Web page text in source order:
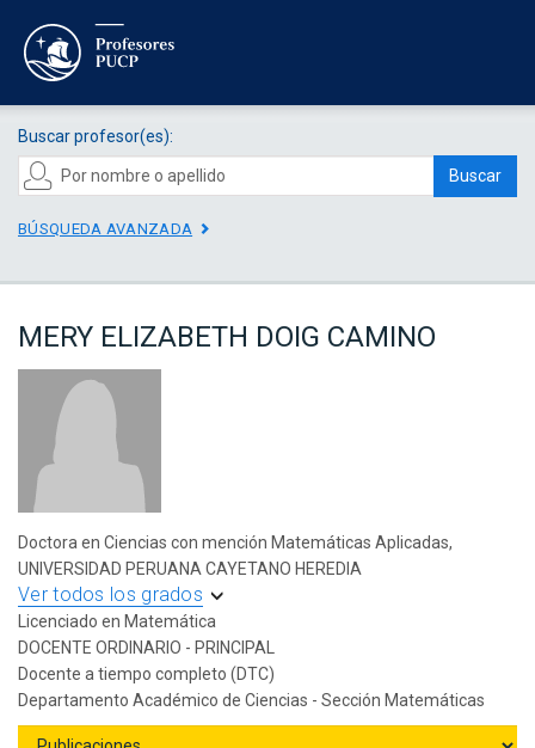
Buscar profesor(es):
Buscar
BÚSQUEDA AVANZADA
MERY ELIZABETH DOIG CAMINO
Doctora en Ciencias con mención Matemáticas Aplicadas,
UNIVERSIDAD PERUANA CAYETANO HEREDIA
Ver todos los grados
Licenciado en Matemática
DOCENTE ORDINARIO - PRINCIPAL
Docente a tiempo completo (DTC)
Departamento Académico de Ciencias - Sección Matemáticas